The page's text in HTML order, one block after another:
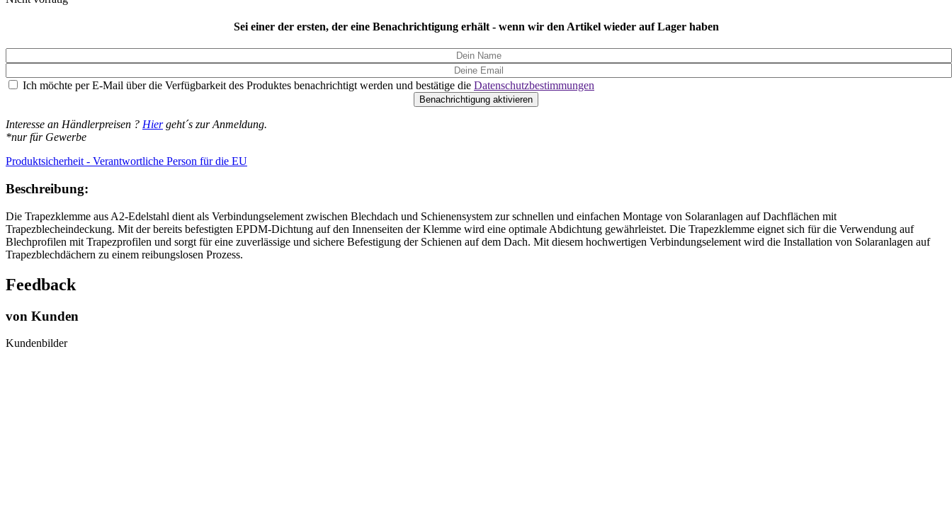
Sei einer der ersten, der eine Benachrichtigung erhält - wenn wir den Artikel wieder auf Lager haben
Ich möchte per E-Mail über die Verfügbarkeit des Produktes benachrichtigt werden und bestätige die Datenschutzbestimmungen
Interesse an Händlerpreisen ? Hiergeht´s zur Anmeldung.
*nur für Gewerbe
Produktsicherheit - Verantwortliche Person für die EU
Beschreibung:
Die Trapezklemme aus A2-Edelstahl dient als Verbindungselement zwischen Blechdach und Schienensystem zur schnellen und einfachen Montage von Solaranlagen auf Dachflächen mit
Trapezblecheindeckung. Mit der bereits befestigten EPDM-Dichtung auf den Innenseiten der Klemme wird eine optimale Abdichtung gewährleistet. Die Trapezklemme eignet sich für die Verwendung auf
Blechprofilen mit Trapezprofilen und sorgt für eine zuverlässige und sichere Befestigung der Schienen auf dem Dach. Mit diesem hochwertigen Verbindungselement wird die Installation von Solaranlagen auf
Trapezblechdächern zu einem reibungslosen Prozess.
Feedback
von Kunden
Kundenbilder